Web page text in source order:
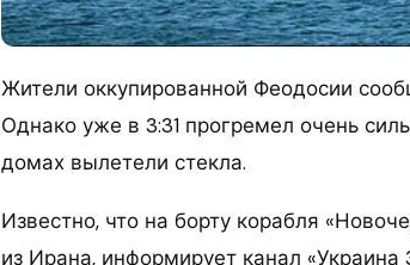
Жители оккупированной Феодосии
Однако уже в 3:31 прогремел очень
домах вылетели стекла.
Известно, что на борту корабля
из Ирана, информирует канал «Украина